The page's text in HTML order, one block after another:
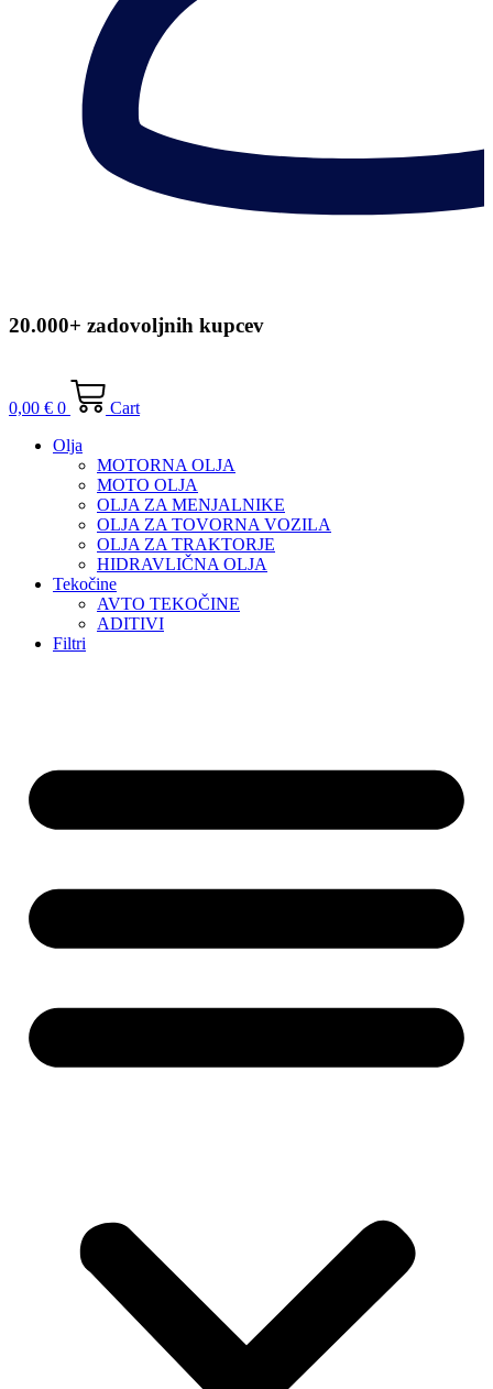
20.000+ zadovoljnih kupcev
0,00 € 0
Cart
Olja
MOTORNA OLJA
MOTO OLJA
OLJA ZA MENJALNIKE
OLJA ZA TOVORNA VOZILA
OLJA ZA TRAKTORJE
HIDRAVLIČNA OLJA
Tekočine
AVTO TEKOČINE
ADITIVI
Filtri